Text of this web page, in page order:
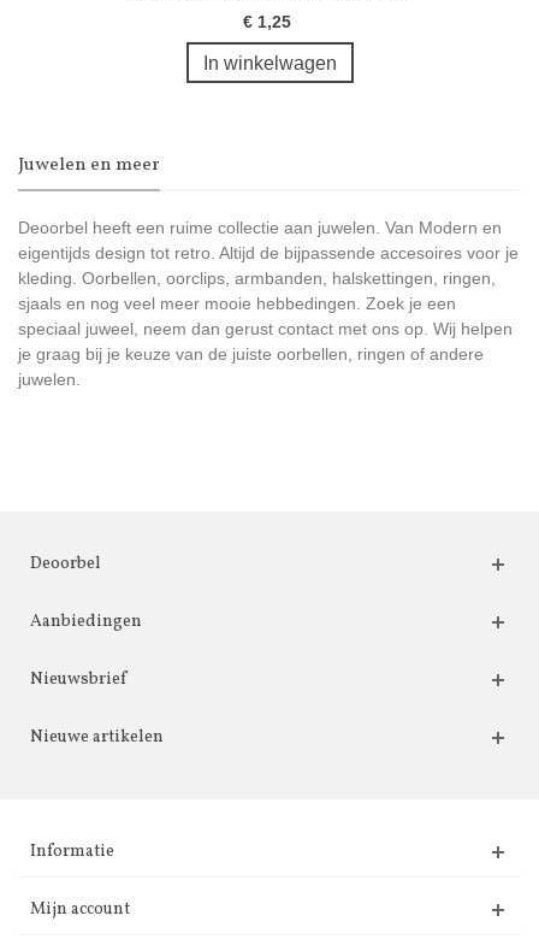
€ 1,25
In winkelwagen
Juwelen en meer
Deoorbel heeft een ruime collectie aan juwelen. Van Modern en
eigentijds design tot retro. Altijd de bijpassende accesoires voor je
kleding. Oorbellen, oorclips, armbanden, halskettingen, ringen,
sjaals en nog veel meer mooie hebbedingen. Zoek je een
speciaal juweel, neem dan gerust contact met ons op. Wij helpen
je graag bij je keuze van de juiste oorbellen, ringen of andere
juwelen.
Deoorbel
Aanbiedingen
Nieuwsbrief
Nieuwe artikelen
Informatie
Mijn account